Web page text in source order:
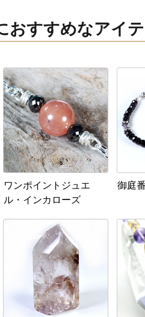
おすすめなアイ
ワンポイントジュエ
ル・インカローズ
御庭